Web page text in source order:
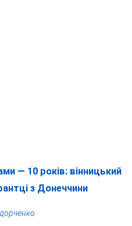
— 10 років: вінницький
з Донеччини